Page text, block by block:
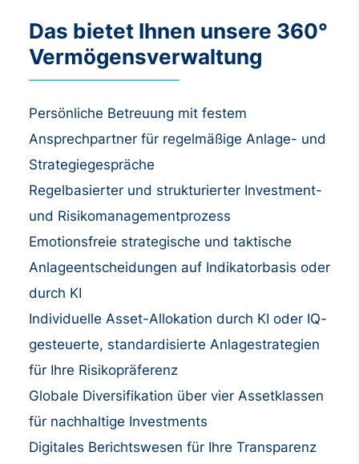
Das bietet Ihnen unsere 360°
Vermögensverwaltung
Persönliche Betreuung mit festem
Ansprechpartner für regelmäßige Anlage- und
Strategiegespräche
Regelbasierter und strukturierter Investment-
und Risikomanagementprozess
Emotionsfreie strategische und taktische
Anlageentscheidungen auf Indikatorbasis oder
durch KI
Individuelle Asset-Allokation durch KI oder IQ-
gesteuerte, standardisierte Anlagestrategien
für Ihre Risikopräferenz
Globale Diversifikation über vier Assetklassen
für nachhaltige Investments
Digitales Berichtswesen für Ihre Transparenz